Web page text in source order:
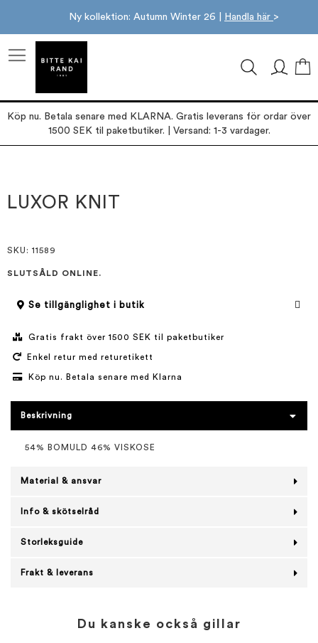
Ny kollektion: Autumn Winter 26 | Handla här >
Köp nu. Betala senare med KLARNA. Gratis leverans för ordar över
1500 SEK til paketbutiker. | Versand: 1-3 vardager.
slutet
av
början
av
LUXOR KNIT
SKU : 11589
SLUTSÅLD ONLINE.
Se tillgänglighet i butik
Gratis frakt över 1500 SEK til paketbutiker
Enkel retur med returetikett
Köp nu. Betala senare med Klarna
Beskrivning
54% BOMULD 46% VISKOSE
Material & ansvar
Info & skötselråd
Storleksguide
Frakt & leverans
Du kanske också gillar